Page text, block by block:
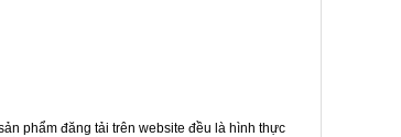
phẩm đăng tải trên website đều là hình thực